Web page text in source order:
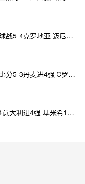
法国总比分2-2点球战5-4克罗地亚 迈尼昂两扑点
葡萄牙加时5-2总比分5-3丹麦进4强 C罗失点+补射破门
德国3-3总比分5-4意大利进4强 基米希1射2传小基恩双响